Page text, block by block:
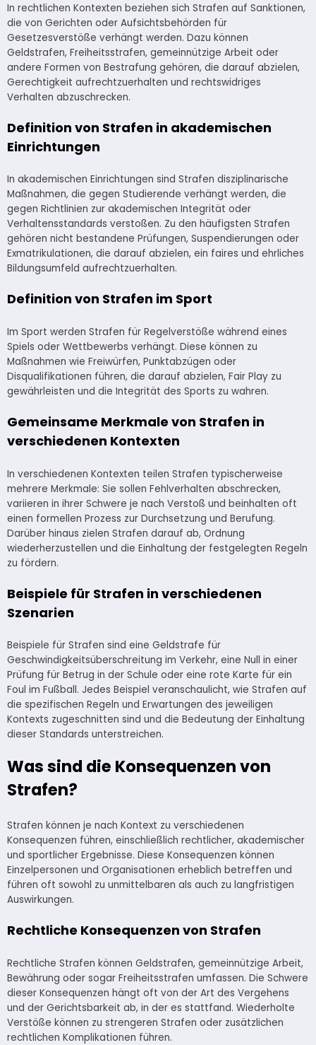
In rechtlichen Kontexten beziehen sich Strafen auf Sanktionen,
die von Gerichten oder Aufsichtsbehörden für
Gesetzesverstöße verhängt werden. Dazu können
Geldstrafen, Freiheitsstrafen, gemeinnützige Arbeit oder
andere Formen von Bestrafung gehören, die darauf abzielen,
Gerechtigkeit aufrechtzuerhalten und rechtswidriges
Verhalten abzuschrecken.
Definition von Strafen in akademischen
Einrichtungen
In akademischen Einrichtungen sind Strafen disziplinarische
Maßnahmen, die gegen Studierende verhängt werden, die
gegen Richtlinien zur akademischen Integrität oder
Verhaltensstandards verstoßen. Zu den häufigsten Strafen
gehören nicht bestandene Prüfungen, Suspendierungen oder
Exmatrikulationen, die darauf abzielen, ein faires und ehrliches
Bildungsumfeld aufrechtzuerhalten.
Definition von Strafen im Sport
Im Sport werden Strafen für Regelverstöße während eines
Spiels oder Wettbewerbs verhängt. Diese können zu
Maßnahmen wie Freiwürfen, Punktabzügen oder
Disqualifikationen führen, die darauf abzielen, Fair Play zu
gewährleisten und die Integrität des Sports zu wahren.
Gemeinsame Merkmale von Strafen in
verschiedenen Kontexten
In verschiedenen Kontexten teilen Strafen typischerweise
mehrere Merkmale: Sie sollen Fehlverhalten abschrecken,
variieren in ihrer Schwere je nach Verstoß und beinhalten oft
einen formellen Prozess zur Durchsetzung und Berufung.
Darüber hinaus zielen Strafen darauf ab, Ordnung
wiederherzustellen und die Einhaltung der festgelegten Regeln
zu fördern.
Beispiele für Strafen in verschiedenen
Szenarien
Beispiele für Strafen sind eine Geldstrafe für
Geschwindigkeitsüberschreitung im Verkehr, eine Null in einer
Prüfung für Betrug in der Schule oder eine rote Karte für ein
Foul im Fußball. Jedes Beispiel veranschaulicht, wie Strafen auf
die spezifischen Regeln und Erwartungen des jeweiligen
Kontexts zugeschnitten sind und die Bedeutung der Einhaltung
dieser Standards unterstreichen.
Was sind die Konsequenzen von
Strafen?
Strafen können je nach Kontext zu verschiedenen
Konsequenzen führen, einschließlich rechtlicher, akademischer
und sportlicher Ergebnisse. Diese Konsequenzen können
Einzelpersonen und Organisationen erheblich betreffen und
führen oft sowohl zu unmittelbaren als auch zu langfristigen
Auswirkungen.
Rechtliche Konsequenzen von Strafen
Rechtliche Strafen können Geldstrafen, gemeinnützige Arbeit,
Bewährung oder sogar Freiheitsstrafen umfassen. Die Schwere
dieser Konsequenzen hängt oft von der Art des Vergehens
und der Gerichtsbarkeit ab, in der es stattfand. Wiederholte
Verstöße können zu strengeren Strafen oder zusätzlichen
rechtlichen Komplikationen führen.